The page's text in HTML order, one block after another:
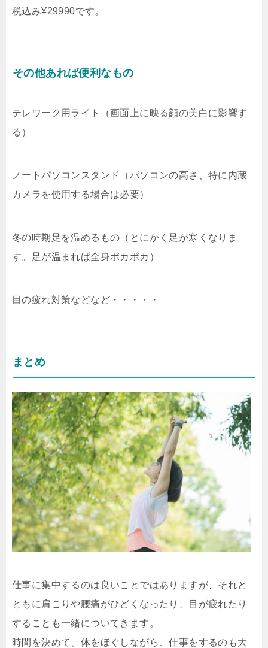
税込み¥29990です。
その他あれば便利なもの
テレワーク用ライト（画面上に映る顔の美白に影響す
る）
ノートパソコンスタンド（パソコンの高さ、特に内蔵
カメラを使用する場合は必要）
冬の時期足を温めるもの（とにかく足が寒くなりま
す。足が温まれば全身ポカポカ）
目の疲れ対策などなど・・・・・
まとめ
仕事に集中するのは良いことではありますが、それと
ともに肩こりや腰痛がひどくなったり、目が疲れたり
することも一緒についてきます。
時間を決めて、体をほぐしながら、仕事をするのも大